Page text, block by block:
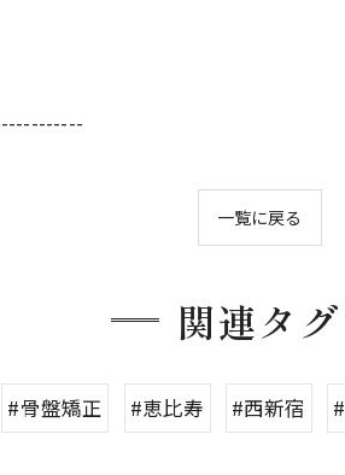
一覧に戻る
関連タグ
#骨盤矯正 #恵比寿 #西新宿